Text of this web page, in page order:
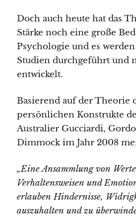
Doch auch heute hat das
Stärke noch eine große
Psychologie und es
Studien durchgeführt und
entwickelt.
Basierend auf der Theorie
persönlichen Konstrukte
Australier Gucciardi,
Dimmock im Jahr 2008
„Eine Ansammlung von
Verhaltensweisen und
erlauben Hindernisse,
auszuhalten und zu